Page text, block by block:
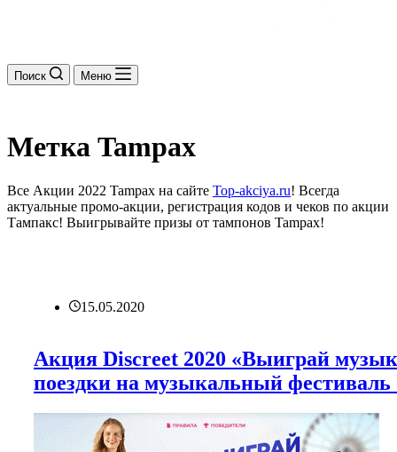
Поиск Меню
Метка Tampax
Все Акции 2022 Tampax на сайте Top-akciya.ru! Всегда
актуальные промо-акции, регистрация кодов и чеков по акции
Тампакс! Выигрывайте призы от тампонов Tampax!
15.05.2020
Акция Discreet 2020 «Выиграй
поездки на музыкальный фестиваль